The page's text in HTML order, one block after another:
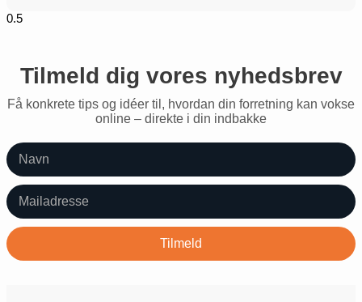
Tilmeld dig vores nyhedsbrev
Få konkrete tips og idéer til, hvordan din forretning kan vokse
online – direkte i din indbakke